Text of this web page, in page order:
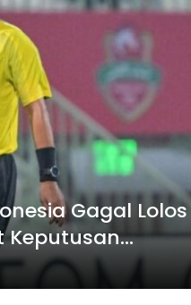
Gagal Lolos
Keputusan